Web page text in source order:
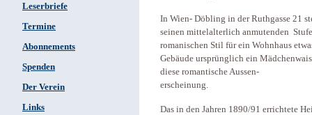
Leserbriefe
Termine
Abonnements
Spenden
Der Verein
Links
In Wien- Döbling in der Ruthgasse 21
seinen mittelalterlich anmutenden
romanischen Stil für ein Wohnhaus
Gebäude ursprünglich ein
diese romantische Aussen-
erscheinung.
Das in den Jahren 1890/91 errichtete